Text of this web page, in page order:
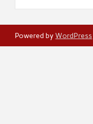
Powered byWordPress